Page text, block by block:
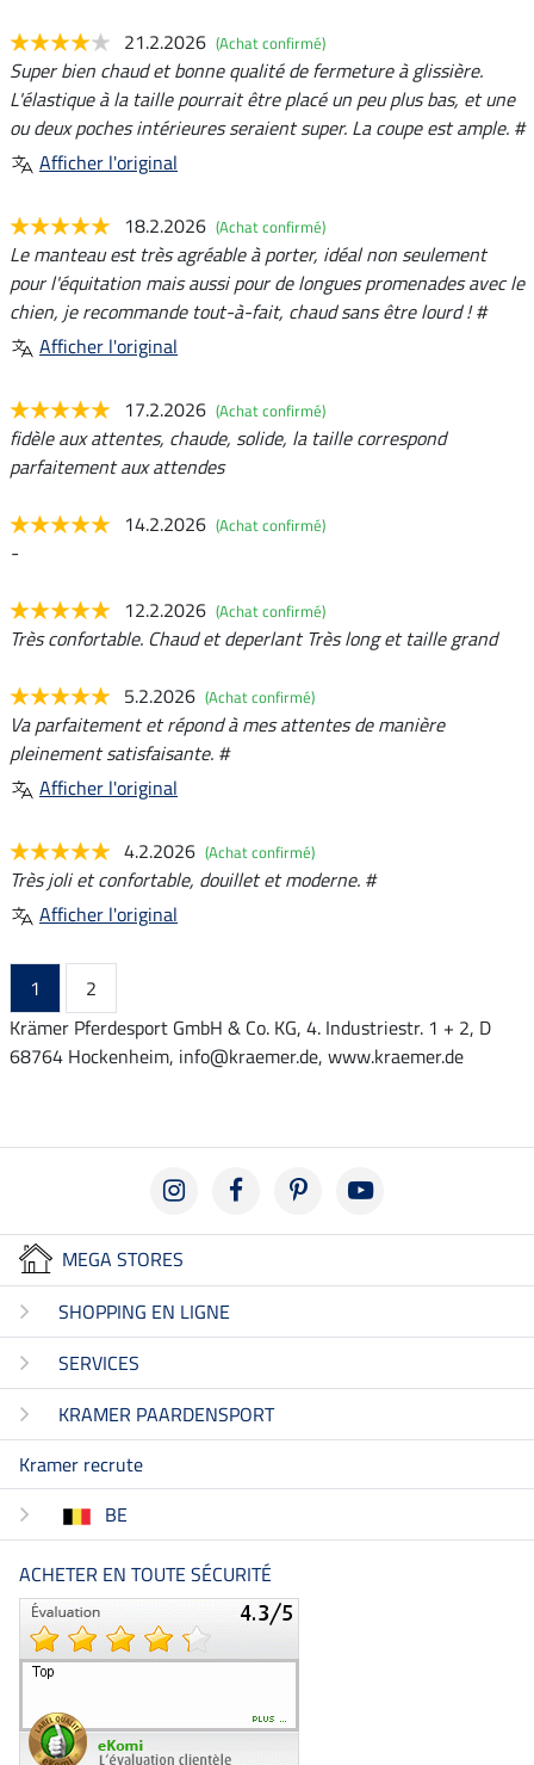
21.2.2026 (Achat confirmé)
Super bien chaud et bonne qualité de fermeture à glissière.
L'élastique à la taille pourrait être placé un peu plus bas, et une
ou deux poches intérieures seraient super. La coupe est ample. #
Afficher l'original
18.2.2026 (Achat confirmé)
Le manteau est très agréable à porter, idéal non seulement
pour l'équitation mais aussi pour de longues promenades avec le
chien, je recommande tout-à-fait, chaud sans être lourd ! #
Afficher l'original
17.2.2026 (Achat confirmé)
fidèle aux attentes, chaude, solide, la taille correspond
parfaitement aux attendes
14.2.2026 (Achat confirmé)
-
12.2.2026 (Achat confirmé)
Très confortable. Chaud et deperlant Très long et taille grand
5.2.2026 (Achat confirmé)
Va parfaitement et répond à mes attentes de manière
pleinement satisfaisante. #
Afficher l'original
4.2.2026 (Achat confirmé)
Très joli et confortable, douillet et moderne. #
Afficher l'original
1
2
Krämer Pferdesport GmbH & Co. KG, 4. Industriestr. 1 + 2, D
68764 Hockenheim, info@kraemer.de, www.kraemer.de
MEGA STORES
SHOPPING EN LIGNE
SERVICES
KRAMER PAARDENSPORT
Kramer recrute
BE
ACHETER EN TOUTE SÉCURITÉ